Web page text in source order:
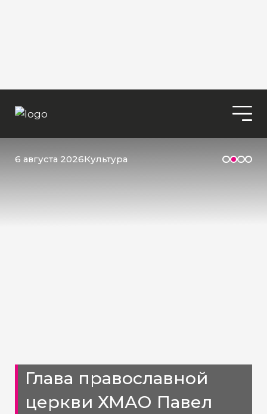
6 августа 2026Культура
Глава православной
церкви ХМАО Павел